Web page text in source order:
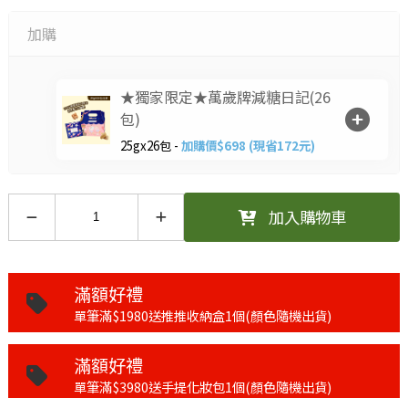
加購
★獨家限定★萬歲牌減糖日記(26
包)
25gx26包 - 加購價$698 (現省172元)
加入購物車
滿額好禮
單筆滿$1980送推推收納盒1個(顏色隨機出貨)
滿額好禮
單筆滿$3980送手提化妝包1個(顏色隨機出貨)